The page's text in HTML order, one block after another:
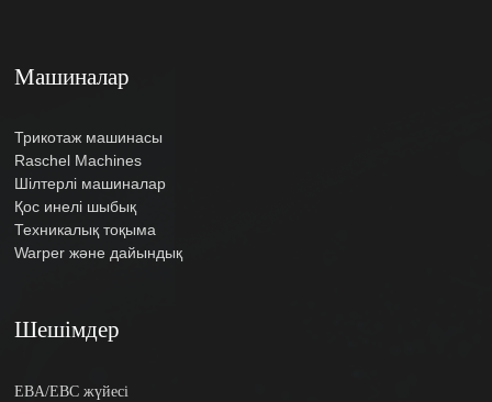
Машиналар
Трикотаж машинасы
Raschel Machines
Шілтерлі машиналар
Қос инелі шыбық
Техникалық тоқыма
Warper және дайындық
Шешімдер
EBA/EBC жүйесі